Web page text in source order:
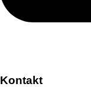
Kontakt